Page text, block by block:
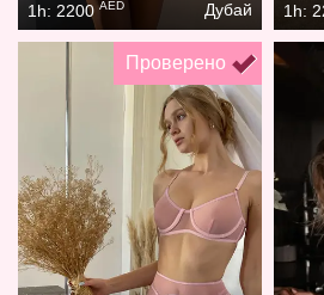
1h: 2200 AED Дубай 1h:
Проверено